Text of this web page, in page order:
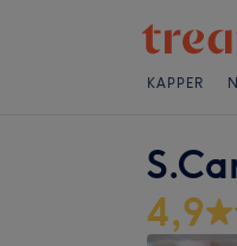
KAPPER
4,9